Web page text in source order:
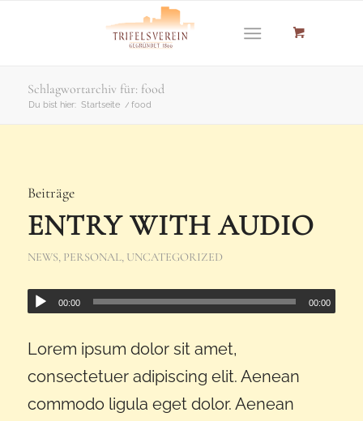
Schlagwortarchiv für: food
Du bist hier: Startseite / food
Beiträge
ENTRY WITH AUDIO
NEWS, PERSONAL, UNCATEGORIZED
00:00 00:00
Lorem ipsum dolor sit amet,
consectetuer adipiscing elit. Aenean
commodo ligula eget dolor. Aenean